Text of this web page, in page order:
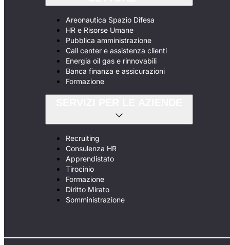
Areonautica Spazio Difesa
HR e Risorse Umane
Pubblica amministrazione
Call center e assistenza clienti
Energia oil gas e rinnovabili
Banca finanza e assicurazioni
Formazione
Recruiting
Consulenza HR
Apprendistato
Tirocinio
Formazione
Diritto Mirato
Somministrazione